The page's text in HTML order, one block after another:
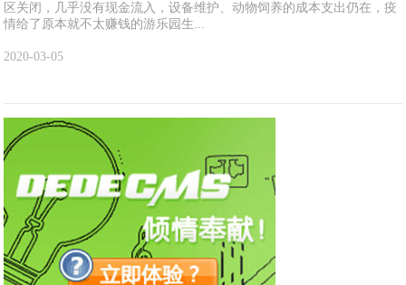
区关闭，几乎没有现金流入，设备维护、动物饲养的成本支出仍在，疫
情给了原本就不太赚钱的游乐园生...
2020-03-05